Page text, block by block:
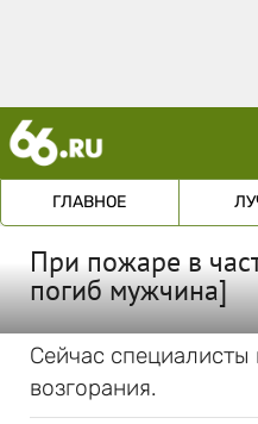
ГЛАВНОЕ
При пожаре в
погиб мужчина]
Сейчас
возгорания.